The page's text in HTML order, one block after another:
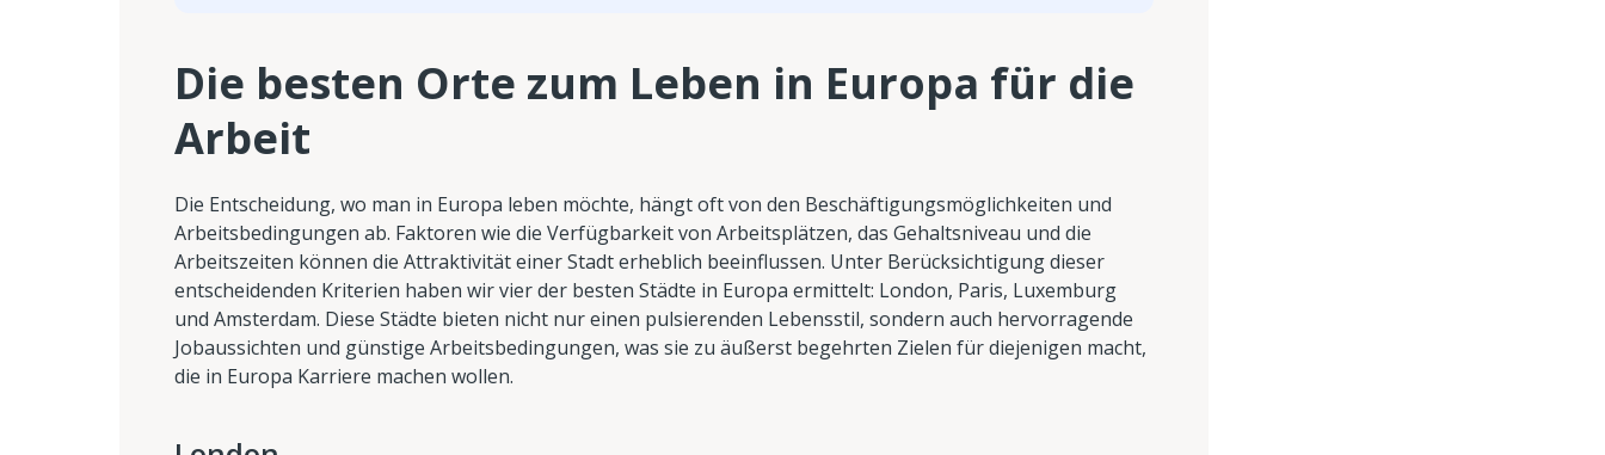
Die besten Orte zum Leben in Europa für die
Arbeit
Die Entscheidung, wo man in Europa leben möchte, hängt oft von den Beschäftigungsmöglichkeiten und
Arbeitsbedingungen ab. Faktoren wie die Verfügbarkeit von Arbeitsplätzen, das Gehaltsniveau und die
Arbeitszeiten können die Attraktivität einer Stadt erheblich beeinflussen. Unter Berücksichtigung dieser
entscheidenden Kriterien haben wir vier der besten Städte in Europa ermittelt: London, Paris, Luxemburg
und Amsterdam. Diese Städte bieten nicht nur einen pulsierenden Lebensstil, sondern auch hervorragende
Jobaussichten und günstige Arbeitsbedingungen, was sie zu äußerst begehrten Zielen für diejenigen macht,
die in Europa Karriere machen wollen.